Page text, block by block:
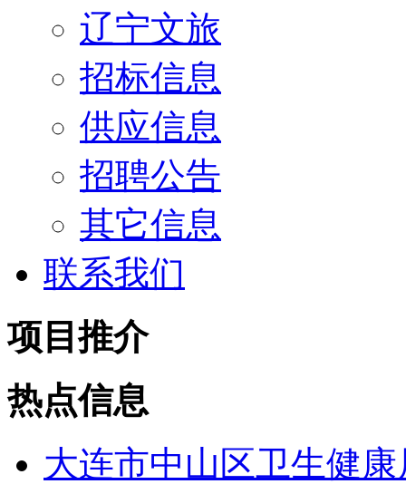
辽宁文旅
招标信息
供应信息
招聘公告
其它信息
联系我们
项目推介
热点信息
大连市中山区卫生健